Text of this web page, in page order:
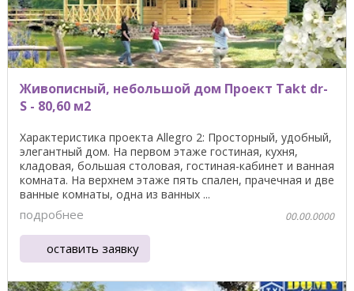
Живописный, небольшой дом Проект Takt dr-
S - 80,60 м2
Характеристика проекта Allegro 2: Просторный, удобный,
элегантный дом. На первом этаже гостиная, кухня,
кладовая, большая столовая, гостиная-кабинет и ванная
комната. На верхнем этаже пять спален, прачечная и две
ванные комнаты, одна из ванных ...
подробнее 00.00.0000
оставить заявку